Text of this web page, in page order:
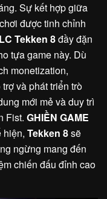
Sự kết hợp giữa
được tinh chỉnh
Tekken 8đầy đặn
tựa game này. Dù
monetization,
và phát triển trò
mới mẻ và duy trì
Fist. GHIỀN GAME
hiện, Tekken 8sẽ
ngừng mang đến
chiến đấu đỉnh cao